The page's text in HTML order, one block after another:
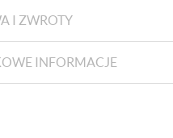
I ZWROTY
INFORMACJE